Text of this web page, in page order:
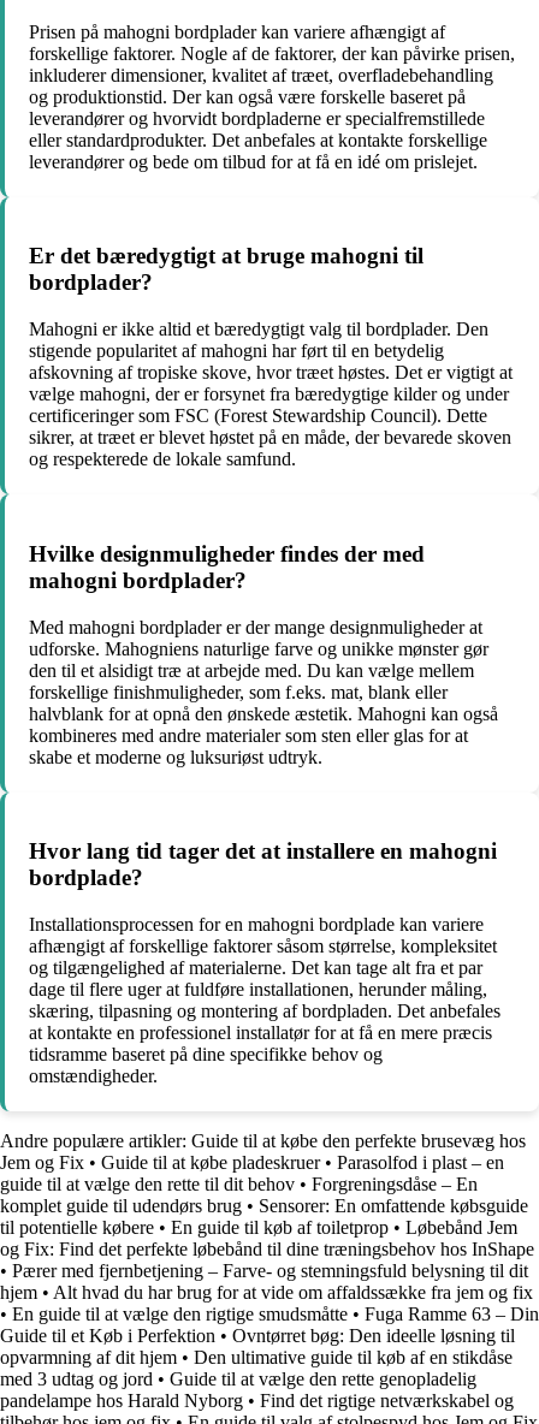
Prisen på mahogni bordplader kan variere afhængigt af
forskellige faktorer. Nogle af de faktorer, der kan påvirke prisen,
inkluderer dimensioner, kvalitet af træet, overfladebehandling
og produktionstid. Der kan også være forskelle baseret på
leverandører og hvorvidt bordpladerne er specialfremstillede
eller standardprodukter. Det anbefales at kontakte forskellige
leverandører og bede om tilbud for at få en idé om prislejet.
Er det bæredygtigt at bruge mahogni til
bordplader?
Mahogni er ikke altid et bæredygtigt valg til bordplader. Den
stigende popularitet af mahogni har ført til en betydelig
afskovning af tropiske skove, hvor træet høstes. Det er vigtigt at
vælge mahogni, der er forsynet fra bæredygtige kilder og under
certificeringer som FSC (Forest Stewardship Council). Dette
sikrer, at træet er blevet høstet på en måde, der bevarede skoven
og respekterede de lokale samfund.
Hvilke designmuligheder findes der med
mahogni bordplader?
Med mahogni bordplader er der mange designmuligheder at
udforske. Mahogniens naturlige farve og unikke mønster gør
den til et alsidigt træ at arbejde med. Du kan vælge mellem
forskellige finishmuligheder, som f.eks. mat, blank eller
halvblank for at opnå den ønskede æstetik. Mahogni kan også
kombineres med andre materialer som sten eller glas for at
skabe et moderne og luksuriøst udtryk.
Hvor lang tid tager det at installere en mahogni
bordplade?
Installationsprocessen for en mahogni bordplade kan variere
afhængigt af forskellige faktorer såsom størrelse, kompleksitet
og tilgængelighed af materialerne. Det kan tage alt fra et par
dage til flere uger at fuldføre installationen, herunder måling,
skæring, tilpasning og montering af bordpladen. Det anbefales
at kontakte en professionel installatør for at få en mere præcis
tidsramme baseret på dine specifikke behov og
omstændigheder.
Andre populære artikler: Guide til at købe den perfekte brusevæg hos
Jem og Fix • Guide til at købe pladeskruer• Parasolfod i plast – en
guide til at vælge den rette til dit behov • Forgreningsdåse – En
komplet guide til udendørs brug • Sensorer: En omfattende købsguide
til potentielle købere • En guide til køb af toiletprop • Løbebånd Jem
og Fix: Find det perfekte løbebånd til dine træningsbehov hos InShape
• Pærer med fjernbetjening – Farve- og stemningsfuld belysning til dit
hjem • Alt hvad du har brug for at vide om affaldssække fra jem og fix
• En guide til at vælge den rigtige smudsmåtte • Fuga Ramme 63 – Din
Guide til et Køb i Perfektion • Ovntørret bøg: Den ideelle løsning til
opvarmning af dit hjem • Den ultimative guide til køb af en stikdåse
med 3 udtag og jord • Guide til at vælge den rette genopladelig
pandelampe hos Harald Nyborg • Find det rigtige netværkskabel og